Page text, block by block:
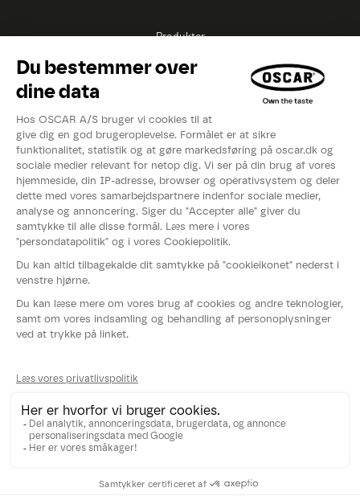
Produkter
Inspirationer
Videoer
Kataloger
Om OSCAR®
Nyheder
Events
Fødevarestyrelsens smiley-rapport
Whistleblowerordning
Persondatapolitik
Cookies